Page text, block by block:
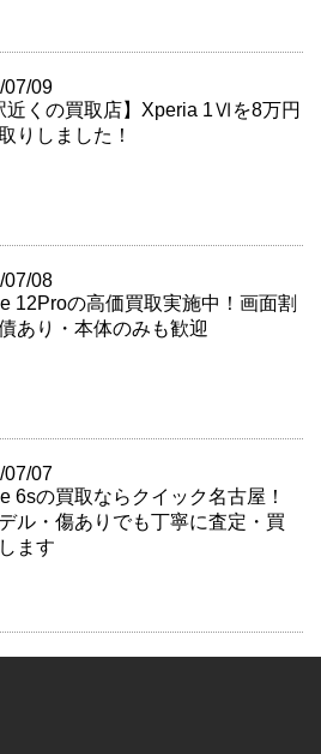
07/09
近くの買取店】Xperia 1Ⅵを8万円
りしました！
07/08
12Proの高価買取実施中！画面割
あり・本体のみも歓迎
07/07
6sの買取ならクイック名古屋！
ル・傷ありでも丁寧に査定・買
ます